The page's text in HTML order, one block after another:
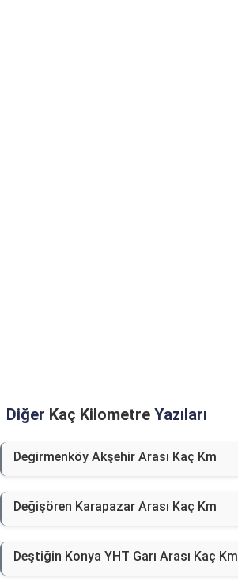
Diğer Kaç Kilometre Yazıları
Değirmenköy Akşehir Arası Kaç Km
Değişören Karapazar Arası Kaç Km
Deştiğin Konya YHT Garı Arası Kaç Km